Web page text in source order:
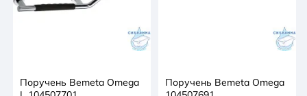
Поручень Bemeta Omega
Поручень Bemeta Omega